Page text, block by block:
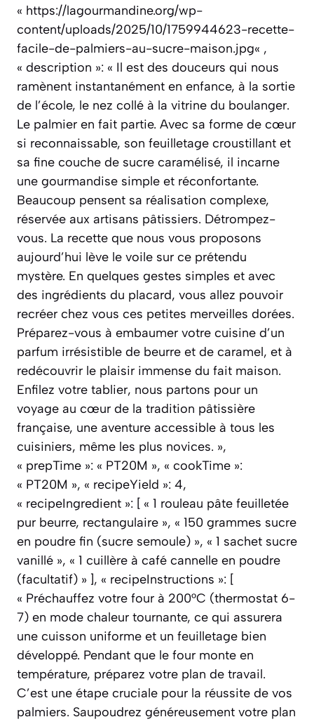
« https://lagourmandine.org/wp-
content/uploads/2025/10/1759944623-recette-
facile-de-palmiers-au-sucre-maison.jpg« ,
« description »: « Il est des douceurs qui nous
ramènent instantanément en enfance, à la sortie
de l’école, le nez collé à la vitrine du boulanger.
Le palmier en fait partie. Avec sa forme de cœur
si reconnaissable, son feuilletage croustillant et
sa fine couche de sucre caramélisé, il incarne
une gourmandise simple et réconfortante.
Beaucoup pensent sa réalisation complexe,
réservée aux artisans pâtissiers. Détrompez-
vous. La recette que nous vous proposons
aujourd’hui lève le voile sur ce prétendu
mystère. En quelques gestes simples et avec
des ingrédients du placard, vous allez pouvoir
recréer chez vous ces petites merveilles dorées.
Préparez-vous à embaumer votre cuisine d’un
parfum irrésistible de beurre et de caramel, et à
redécouvrir le plaisir immense du fait maison.
Enfilez votre tablier, nous partons pour un
voyage au cœur de la tradition pâtissière
française, une aventure accessible à tous les
cuisiniers, même les plus novices. »,
« prepTime »: « PT20M », « cookTime »:
« PT20M », « recipeYield »: 4,
« recipeIngredient »: [ « 1 rouleau pâte feuilletée
pur beurre, rectangulaire », « 150 grammes sucre
en poudre fin (sucre semoule) », « 1 sachet sucre
vanillé », « 1 cuillère à café cannelle en poudre
(facultatif) » ], « recipeInstructions »: [
« Préchauffez votre four à 200°C (thermostat 6-
7) en mode chaleur tournante, ce qui assurera
une cuisson uniforme et un feuilletage bien
développé. Pendant que le four monte en
température, préparez votre plan de travail.
C’est une étape cruciale pour la réussite de vos
palmiers. Saupoudrez généreusement votre plan